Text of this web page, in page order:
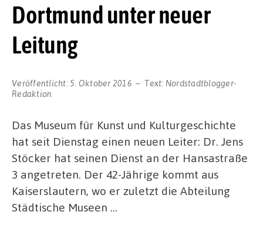
Dortmund unter neuer
Leitung
Veröffentlicht:5. Oktober 2016 Text: Nordstadtblogger-
Redaktion
Das Museum für Kunst und Kulturgeschichte
hat seit Dienstag einen neuen Leiter: Dr. Jens
Stöcker hat seinen Dienst an der Hansastraße
3 angetreten. Der 42-Jährige kommt aus
Kaiserslautern, wo er zuletzt die Abteilung
Städtische Museen …